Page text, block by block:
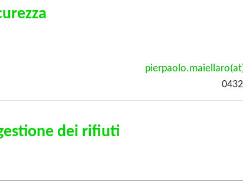
dei rifiuti